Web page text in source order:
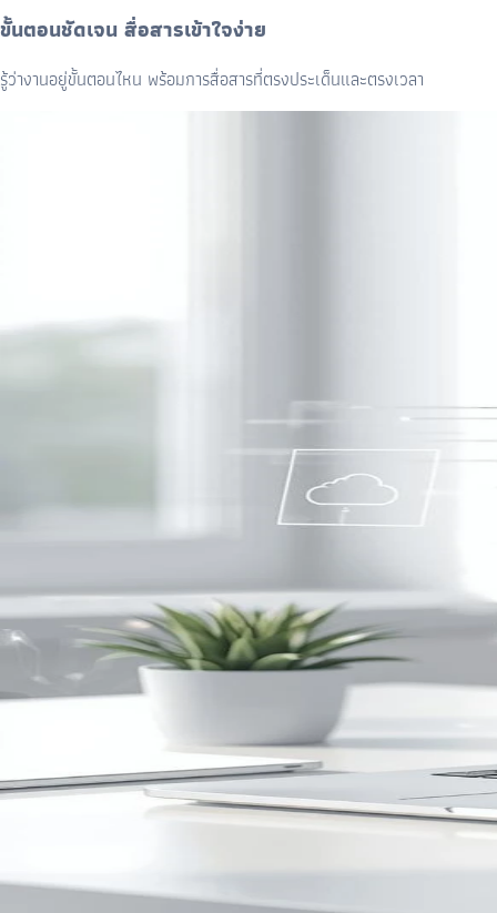
ขั้นตอนชัดเจน สื่อสารเข้าใจง่าย
รู้ว่างานอยู่ขั้นตอนไหน พร้อมการสื่อสารที่ตรงประเด็นและตรงเวลา